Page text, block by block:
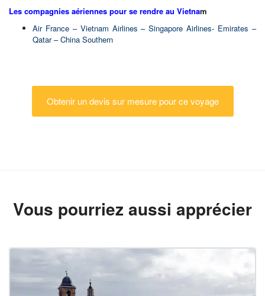
Les compagnies aériennes pour se rendre au Vietnam
Air France – Vietnam Airlines – Singapore Airlines- Emirates –
Qatar – China Southern
Obtenir un devis sur mesure pour ce voyage
Vous pourriez aussi apprécier